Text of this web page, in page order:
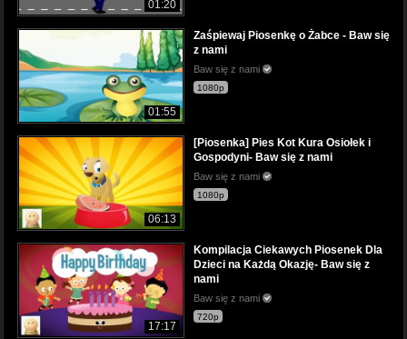
01:20
01:55
Zaśpiewaj Piosenkę o Żabce - Baw się
z nami
Baw się z nami
1080p
06:13
[Piosenka] Pies Kot Kura Osiołek i
Gospodyni- Baw się z nami
Baw się z nami
1080p
17:17
Kompilacja Ciekawych Piosenek Dla
Dzieci na Każdą Okazję- Baw się z
nami
Baw się z nami
720p